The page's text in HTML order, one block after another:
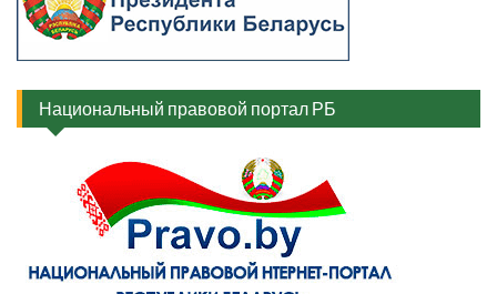
Национальный правовой портал РБ